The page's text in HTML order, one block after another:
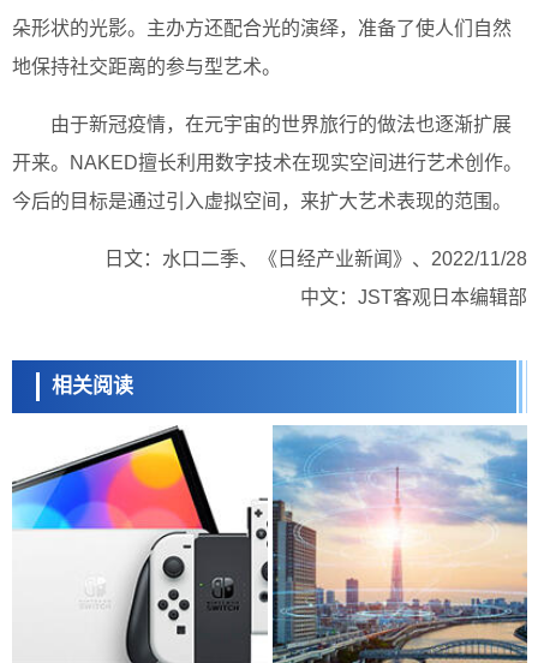
朵形状的光影。主办方还配合光的演绎，准备了使人们自然
地保持社交距离的参与型艺术。
由于新冠疫情，在元宇宙的世界旅行的做法也逐渐扩展
开来。NAKED擅长利用数字技术在现实空间进行艺术创作。
今后的目标是通过引入虚拟空间，来扩大艺术表现的范围。
日文：水口二季、《日经产业新闻》、2022/11/28
中文：JST客观日本编辑部
相关阅读